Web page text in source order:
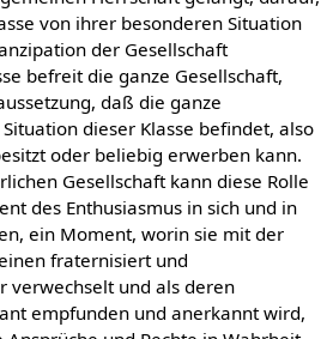
von ihrer besonderen Situation
der Gesellschaft
befreit die ganze Gesellschaft,
daß die ganze
dieser Klasse befindet, also
oder beliebig erwerben kann.
Gesellschaft kann diese Rolle
des Enthusiasmus in sich und in
ein Moment, worin sie mit der
fraternisiert und
verwechselt und als deren
empfunden und anerkannt wird,